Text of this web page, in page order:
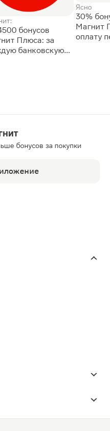
бонусов
Плюса: за
банковскую
Ясно
30%
Магнит
оплату
бонусов за покупки